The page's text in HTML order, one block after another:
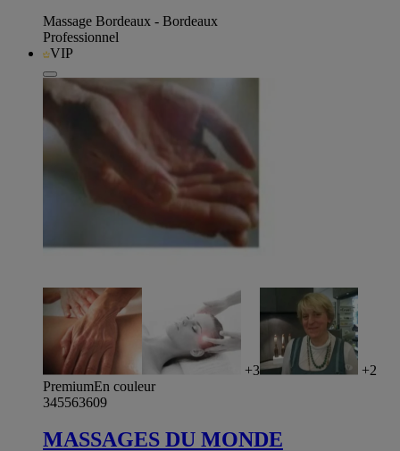
Massage Bordeaux - Bordeaux
Professionnel
VIP
+3
+2
PremiumEn couleur
345563609
MASSAGES DU MONDE